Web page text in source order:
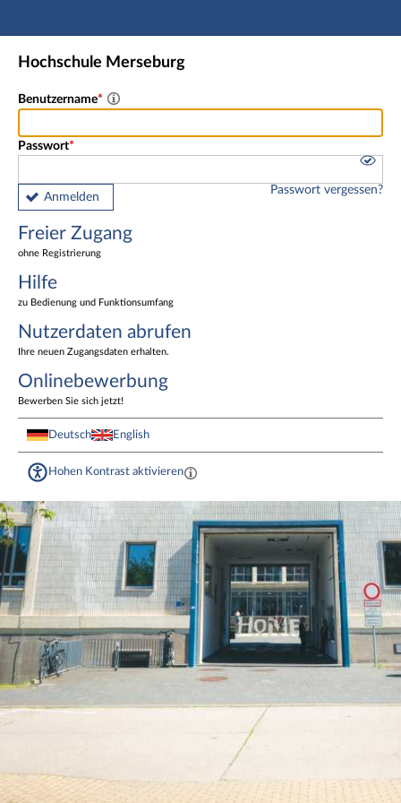
Hauptnavigation
Freier Zugang
Nutzerdaten abrufen
Fußzeile
Hochschule Merseburg
Benutzername
Passwort
Anmelden
Passwort vergessen?
Freier Zugang
ohne Registrierung
Hilfe
zu Bedienung und Funktionsumfang
Nutzerdaten abrufen
Ihre neuen Zugangsdaten erhalten.
Onlinebewerbung
Bewerben Sie sich jetzt!
Deutsch English
Hohen Kontrast aktivieren